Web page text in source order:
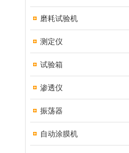
磨耗试验机
测定仪
试验箱
渗透仪
振荡器
自动涂膜机